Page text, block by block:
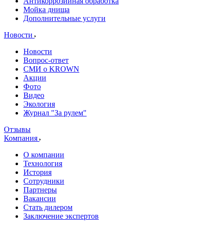
Мойка днища
Дополнительные услуги
Новости
Новости
Вопрос-ответ
СМИ о KROWN
Акции
Фото
Видео
Экология
Журнал "За рулем"
Отзывы
Компания
О компании
Технология
История
Сотрудники
Партнеры
Вакансии
Стать дилером
Заключение экспертов